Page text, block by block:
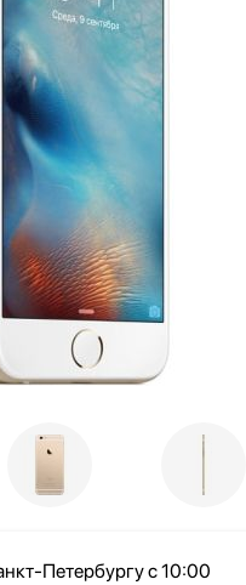
Петербургу с 10:00